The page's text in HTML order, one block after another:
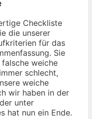
Checkliste
die unserer
für das
Sie
weiche
schlecht,
weiche
wir haben in der
unter
hat nun ein Ende.